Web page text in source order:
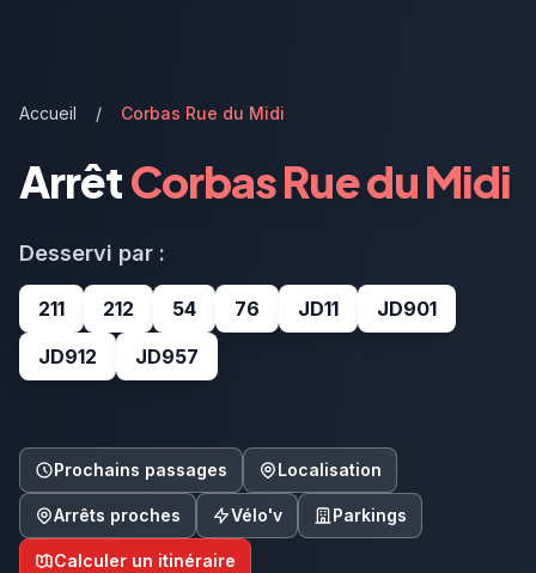
Accueil / Corbas Rue du Midi
ArrêtCorbas Rue du Midi
Desservi par :
211 212 54 76 JD11
JD901
JD912
JD957
Prochains passages Localisation
Arrêts proches Vélo'v Parkings
Calculer un itinéraire